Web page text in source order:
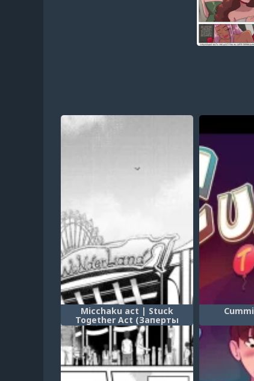
Micchaku act | Stuck
Together Act (Заперты
вместе)